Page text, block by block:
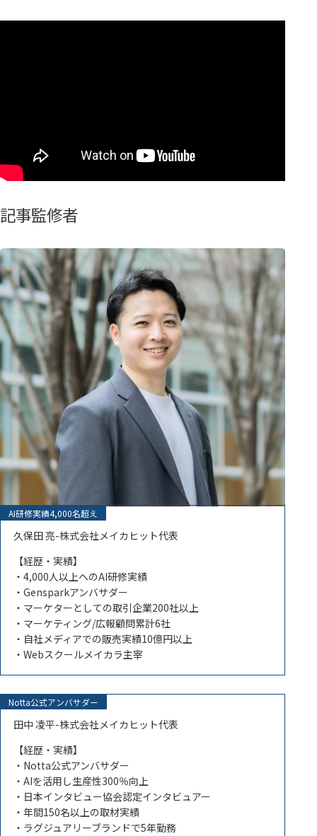
記事監修者
AI研修実績4,000名超え
久保田 亮-株式会社メイカヒット代表
【経歴・実績】
・4,000人以上へのAI研修実績
・Gensparkアンバサダー
・マーケターとしての取引企業200社以上
・マーケティング/広報顧問累計6社
・自社メディアでの販売実績10億円以上
・Webスクールメイカラ主宰
Notta公式アンバサダー
田中 凌平-株式会社メイカヒット代表
【経歴・実績】
・Notta公式アンバサダー
・AIを活用し生産性300％向上
・日本インタビュー協会認定インタビュアー
・年間150名以上の取材実績
・ラグジュアリーブランドで5年勤務